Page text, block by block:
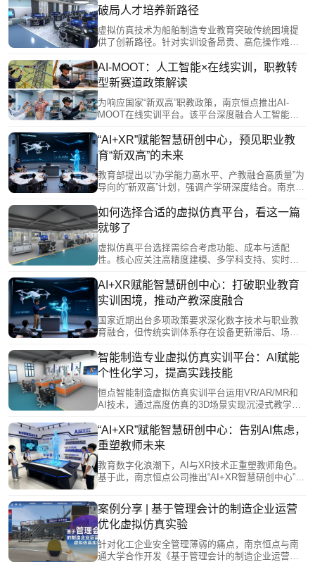
破局人才培养新路径
虚拟仿真技术为船舶制造专业教育突破传统困境提
供了创新路径。针对实训设备昂贵、高危操作难开
的船舶作业环境，使学生能在安全条件下反复练习
各类操作，低成本“虚拟拥有”大型设备，实现从驾
驶、轮机管理到装卸等全流程沉浸式实训。该技术
推动了教学内容与产业需求深度融合，助力培养符
合船舶智能化、绿色化发展的高素质技能人才。
AI-MOOT：人工智能×在线实训，职教转
型新赛道政策解读
为响应国家“新双高”职教政策，南京恒点推出AI-
MOOT在线实训平台。该平台深度融合人工智能与
设计实训项目等功能，破解传统教育困境。其核心
“三谱一库”体系，构建了从岗位需求到能力培养与实
践训练的完整闭环，并确保与国家级平台互通，旨
在赋能职业教育高质量、个性化发展，培养符合时
代需求的创新型人才。
“AI+XR”赋能智慧研创中心，预见职业教
育“新双高”的未来
教育部提出以“办学能力高水平、产教融合高质量”为
导向的“新双高”计划，强调产学研深度结合。南京恒
端”协同架构，构建集虚拟仿真、AI实训、资源管理
于一体的综合平台，助力职教数字化转型。该方案
注重实用性与普及性，旨在实现教师易用、学生易
学的智能化教学环境，推动“金基地”建设与产教融合
高质量发展。
如何选择合适的虚拟仿真平台，看这一篇
就够了
虚拟仿真平台选择需综合考虑功能、成本与适配
性。核心应关注高精度建模、多学科支持、实时交
等特点。教育领域需强化交互性与数据分析，职业
培训要注重安全场景模拟。长期来看，平台应减少
物理损耗并支持技术更新。恒点虚拟仿真平台表
明，结合学科需求和虚实融合技术，选择最适配而
非最优的方案，才能有效推动数字化转型。
AI+XR赋能智慧研创中心：打破职业教育
实训困境，推动产教深度融合
国家近期出台多项政策要求深化数字技术与职业教
育融合，但传统实训体系存在设备更新滞后、场景
创中心通过构建“云—边—端”技术架构，赋能教师数
字化教学、培育学生创新能力、促进校企深度协
同，形成“技术—教学—产业”闭环生态。该模式通过
虚拟仿真、能力画像等技术手段，有效解决了传统
实训与产业脱节问题，为产教深度融合提供了创新
智能制造专业虚拟仿真实训平台：AI赋能
个性化学习，提高实践技能
恒点智能制造虚拟仿真实训平台运用VR/AR/MR和
AI技术，通过高度仿真的3D场景实现沉浸式教学。
本等痛点，支持多终端协同操作和个性化智能评
估。AI系统能动态调整实训难度，模拟各类故障场
景，并实时反馈操作错误，构建"虚实融合"的智能制
造人才培养体系，推动职业教育数字化转型。
“AI+XR”赋能智慧研创中心：告别AI焦虑，
重塑教师未来
教育数字化浪潮下，AI与XR技术正重塑教师角色。
基于此，南京恒点公司推出“AI+XR智慧研创中心”构
源开发系统等六大模块，支持教师从知识传授者转
型为教学设计者和创新引导者。该平台通过校企合
作机制，帮助教师掌握智能备课、个性化辅导等技
能力，实现“技术赋能教师、教师赋能学生”的教育闭
案例分享 | 基于管理会计的制造企业运营
优化虚拟仿真实验
针对化工企业安全管理薄弱的痛点，南京恒点与南
通大学合作开发《基于管理会计的制造企业运营优